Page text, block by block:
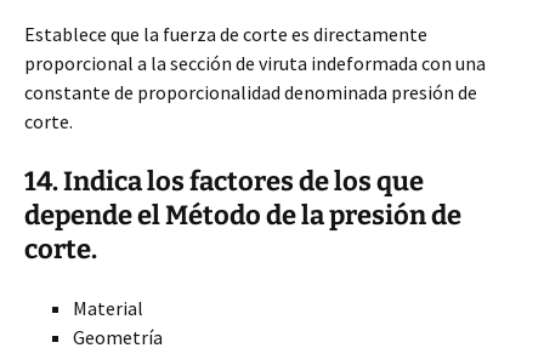
Establece que la fuerza de corte es directamente
proporcional a la sección de viruta indeformada con una
constante de proporcionalidad denominada presión de
corte.
14. Indica los factores de los que
depende el Método de la presión de
corte.
Material
Geometría